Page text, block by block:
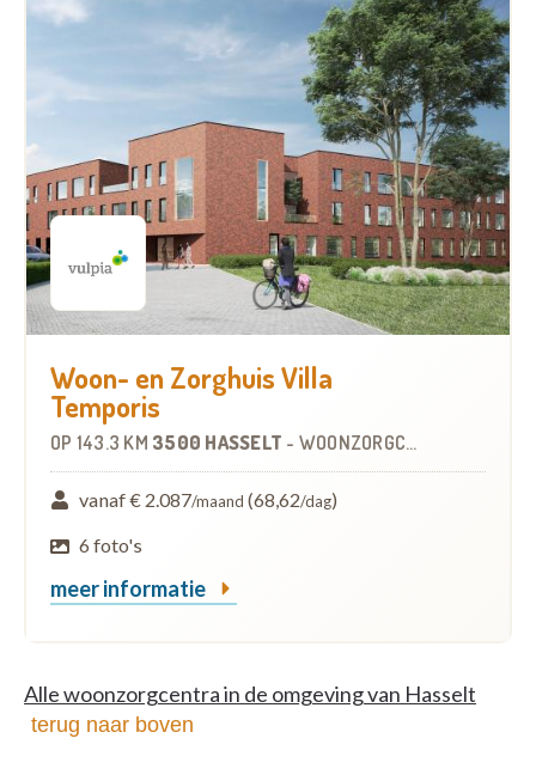
Woon- en Zorghuis Villa
Temporis
OP 143.3 KM 3500 HASSELT - WOONZORGCENTRUM (WZC)
vanaf € 2.087/maand (68,62/dag)
6 foto's
meer informatie
Alle woonzorgcentra in de omgeving van Hasselt
terug naar boven